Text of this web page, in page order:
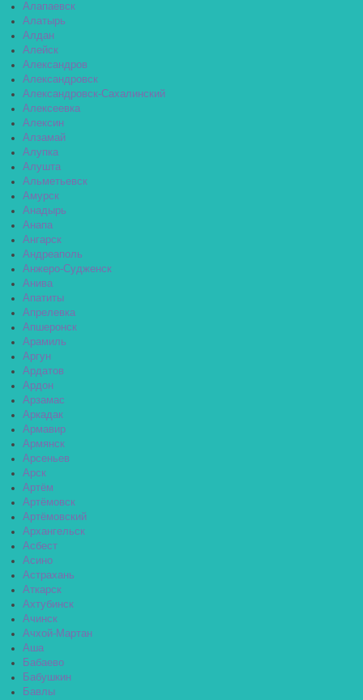
Алапаевск
Алатырь
Алдан
Алейск
Александров
Александровск
Александровск-Сахалинский
Алексеевка
Алексин
Алзамай
Алупка
Алушта
Альметьевск
Амурск
Анадырь
Анапа
Ангарск
Андреаполь
Анжеро-Судженск
Анива
Апатиты
Апрелевка
Апшеронск
Арамиль
Аргун
Ардатов
Ардон
Арзамас
Аркадак
Армавир
Армянск
Арсеньев
Арск
Артём
Артёмовск
Артёмовский
Архангельск
Асбест
Асино
Астрахань
Аткарск
Ахтубинск
Ачинск
Ачхой-Мартан
Аша
Бабаево
Бабушкин
Бавлы